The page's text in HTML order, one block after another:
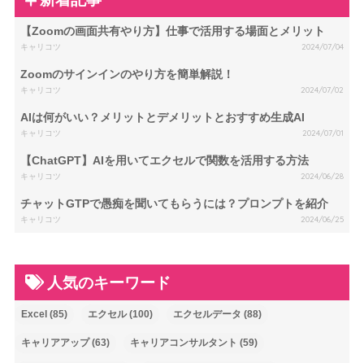
【Zoomの画面共有やり方】仕事で活用する場面とメリット
キャリコツ 2024/07/04
Zoomのサインインのやり方を簡単解説！
キャリコツ 2024/07/02
AIは何がいい？メリットとデメリットとおすすめ生成AI
キャリコツ 2024/07/01
【ChatGPT】AIを用いてエクセルで関数を活用する方法
キャリコツ 2024/06/28
チャットGTPで愚痴を聞いてもらうには？プロンプトを紹介
キャリコツ 2024/06/25
人気のキーワード
Excel (85) エクセル(100) エクセルデータ (88)
キャリアアップ(63) キャリアコンサルタント (59)